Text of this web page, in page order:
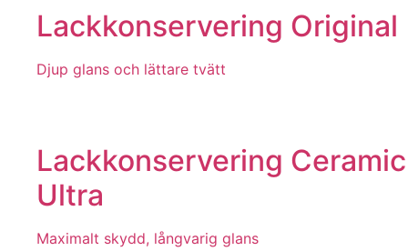
Lackkonservering Original
Djup glans och lättare tvätt
Lackkonservering Ceramic
Ultra
Maximalt skydd, långvarig glans